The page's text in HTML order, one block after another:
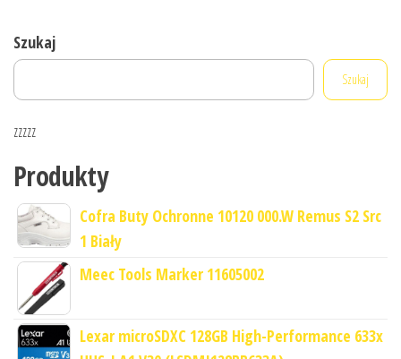
Szukaj
Szukaj
zzzzz
Produkty
Cofra Buty Ochronne 10120 000.W Remus S2 Src
1 Biały
Meec Tools Marker 11605002
Lexar microSDXC 128GB High-Performance 633x